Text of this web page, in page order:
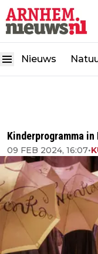
Nieuws
Kinderprogramma
09 FEB 2024, 16:07•